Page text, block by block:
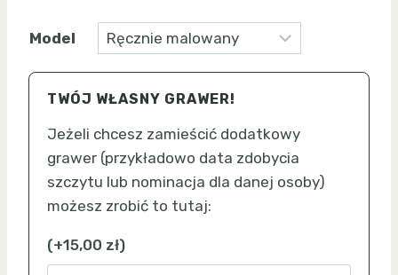
Model
TWÓJ WŁASNY GRAWER!
Jeżeli chcesz zamieścić dodatkowy
grawer (przykładowo data zdobycia
szczytu lub nominacja dla danej osoby)
możesz zrobić to tutaj:
(+15,00 zł)